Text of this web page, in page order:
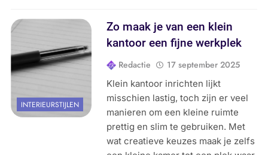
INTERIEURSTIJLEN
Zo maak je van een klein
kantoor een fijne werkplek
Redactie 17 september 2025
Klein kantoor inrichten lijkt
misschien lastig, toch zijn er veel
manieren om een kleine ruimte
prettig en slim te gebruiken. Met
wat creatieve keuzes maak je zelfs